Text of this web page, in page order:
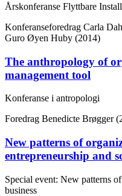
Årskonferanse Flyttbare
Konferanseforedrag Carla
Guro Øyen Huby (2014)
The anthropology of
management tool
Konferanse i antropologi
Foredrag Benedicte Brøgger
New patterns of
entrepreneurship and
Special event: New patterns
business